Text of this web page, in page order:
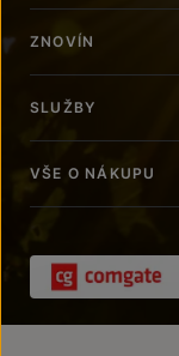
ZNOVÍN
SLUŽBY
VŠE O NÁKUPU